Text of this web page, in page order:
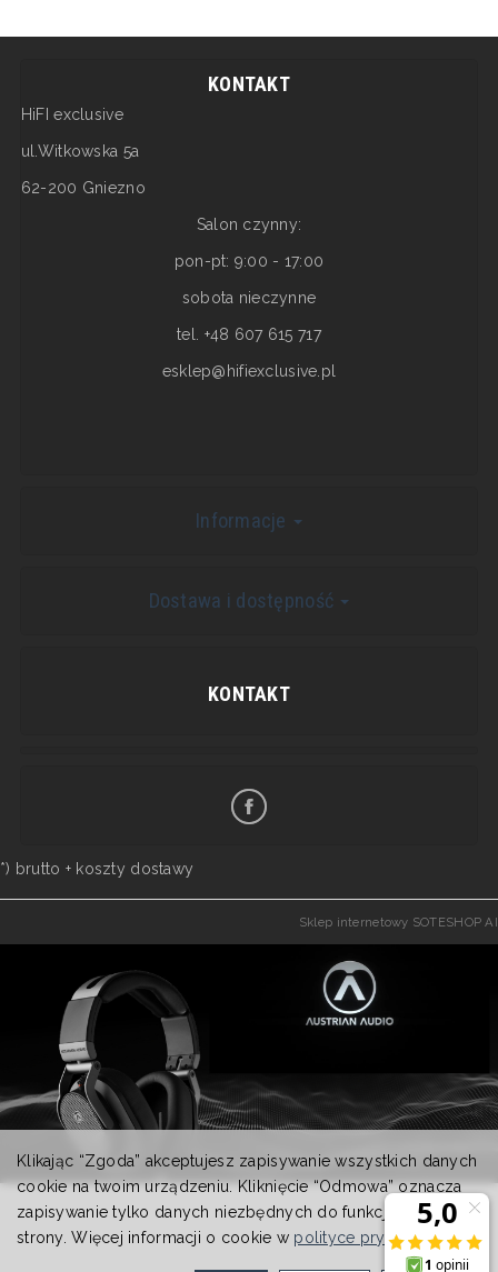
KONTAKT
HiFI exclusive
ul.Witkowska 5a
62-200 Gniezno
Salon czynny:
pon-pt: 9:00 - 17:00
sobota nieczynne
tel. +48 607 615 717
esklep@hifiexclusive.pl
Informacje
Dostawa i dostępność
KONTAKT
*) brutto + koszty dostawy
Sklep internetowy SOTESHOP AI
Klikając “Zgoda” akceptujesz zapisywanie wszystkich danych
cookie na twoim urządzeniu. Kliknięcie “Odmowa” oznacza
zapisywanie tylko danych niezbędnych do funkcjonowania
strony. Więcej informacji o cookie w polityce prywatności.